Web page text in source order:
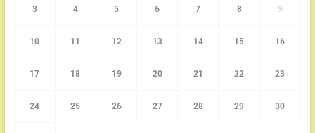
3 4 5 6 7 8 9
10 11 12 13 14 15 16
17 18 19 20 21 22 23
24 25 26 27 28 29 30